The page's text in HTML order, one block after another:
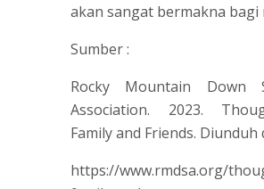
akan sangat bermakna bagi
Sumber :
Rocky Mountain Down
Association. 2023.
Family and Friends. Diunduh
https://www.rmdsa.org/